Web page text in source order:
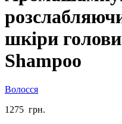
шкіри
Shampoo
Волосся
1275 грн.